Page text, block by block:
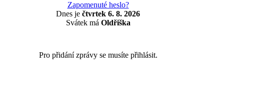
Zapomenuté heslo?
Dnes je čtvrtek 6. 8. 2026
Svátek má Oldřiška
Pro přidání zprávy se musíte přihlásit.